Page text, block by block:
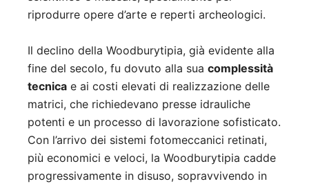
riprodurre opere d’arte e reperti archeologici.
Il declino della Woodburytipia, già evidente alla
fine del secolo, fu dovuto alla sua complessità
tecnica e ai costi elevati di realizzazione delle
matrici, che richiedevano presse idrauliche
potenti e un processo di lavorazione sofisticato.
Con l’arrivo dei sistemi fotomeccanici retinati,
più economici e veloci, la Woodburytipia cadde
progressivamente in disuso, sopravvivendo in